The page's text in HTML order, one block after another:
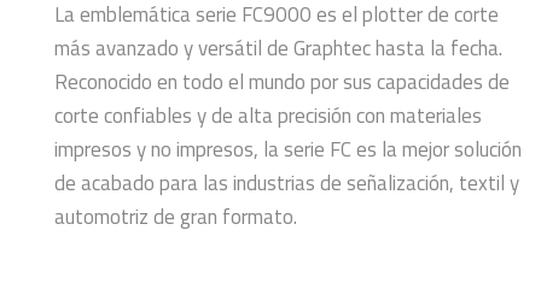
La emblemática serie FC9000 es el plotter de corte
más avanzado y versátil de Graphtec hasta la fecha.
Reconocido en todo el mundo por sus capacidades de
corte confiables y de alta precisión con materiales
impresos y no impresos, la serie FC es la mejor solución
de acabado para las industrias de señalización, textil y
automotriz de gran formato.